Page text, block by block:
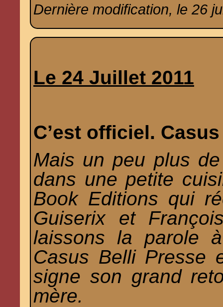
Dernière modification, le 26
Le 24 Juillet 2011
C’est officiel.
Mais un peu plus
dans une petite
Book Editions qui
Guiserix et
laissons la parole
Casus Belli Presse
signe son grand
mère.